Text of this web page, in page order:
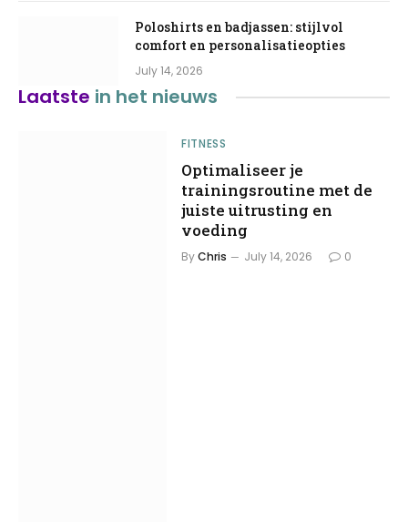
Poloshirts en badjassen: stijlvol
comfort en personalisatieopties
July 14, 2026
Laatste in het nieuws
FITNESS
Optimaliseer je
trainingsroutine met de
juiste uitrusting en
voeding
ByChris July 14, 2026 0